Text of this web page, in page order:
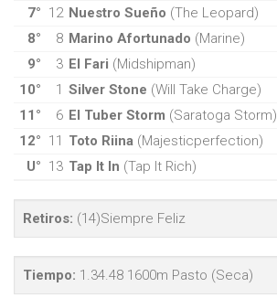
7° 12 Nuestro Sueño (The Leopard)
8°
8 Marino Afortunado (Marine)
9°
3 El Fari (Midshipman)
10°
1 Silver Stone (Will Take Charge)
11°
6 El Tuber Storm (Saratoga Storm)
12° 11 Toto Riina (Majesticperfection)
U° 13 Tap It In (Tap It Rich)
Retiros: (14)Siempre Feliz
Tiempo: 1.34.48 1600m Pasto (Seca)